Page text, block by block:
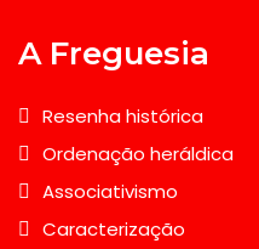
A Freguesia
Resenha histórica
Ordenação heráldica
Associativismo
Caracterização